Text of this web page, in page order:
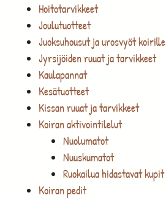
Hoitotarvikkeet
Joulutuotteet
Juoksuhousut ja urosvyöt koirille
Jyrsijöiden ruuat ja tarvikkeet
Kaulapannat
Kesätuotteet
Kissan ruuat ja tarvikkeet
Koiran aktivointilelut
Nuolumatot
Nuuskumatot
Ruokailua hidastavat kupit
Koiran pedit